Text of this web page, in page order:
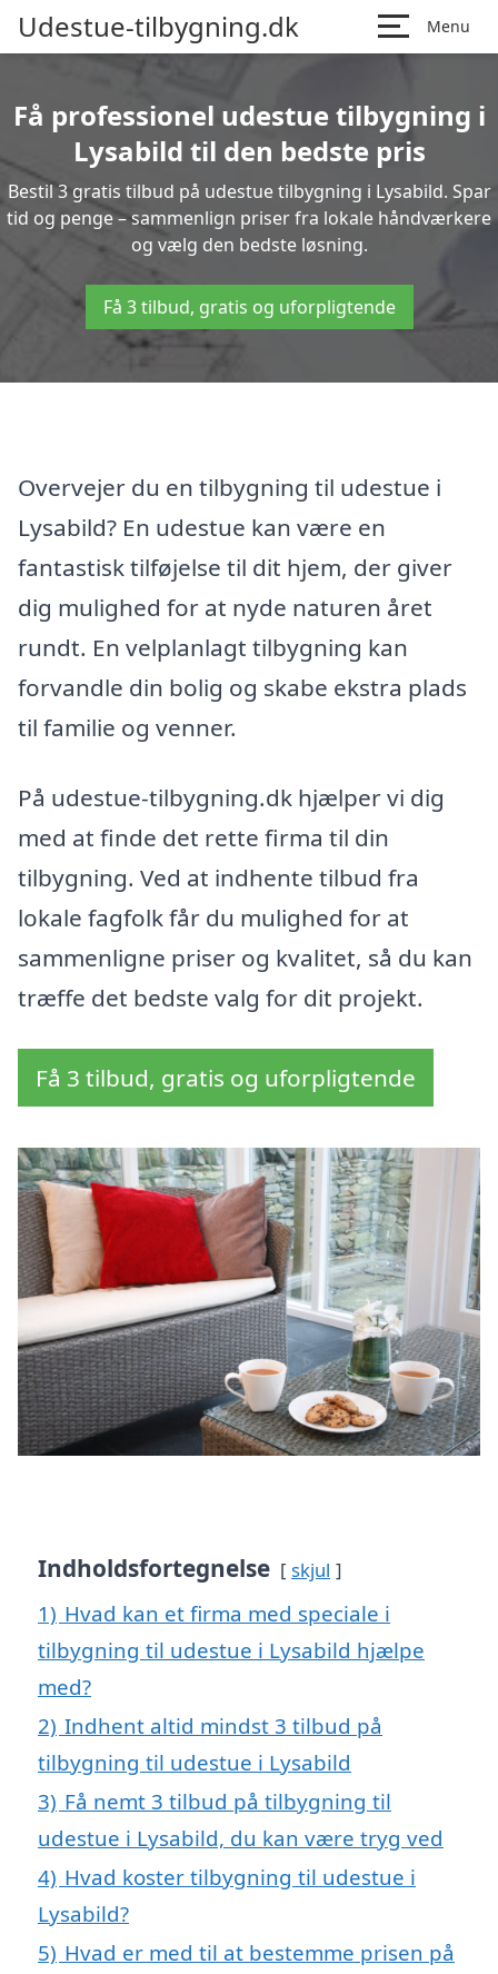
Udestue-tilbygning.dk Menu
Få professionel udestue tilbygning i
Lysabild til den bedste pris
Bestil 3 gratis tilbud på udestue tilbygning i Lysabild. Spar
tid og penge – sammenlign priser fra lokale håndværkere
og vælg den bedste løsning.
Få 3 tilbud, gratis og uforpligtende
Overvejer du en tilbygning til udestue i
Lysabild? En udestue kan være en
fantastisk tilføjelse til dit hjem, der giver
dig mulighed for at nyde naturen året
rundt. En velplanlagt tilbygning kan
forvandle din bolig og skabe ekstra plads
til familie og venner.
På udestue-tilbygning.dk hjælper vi dig
med at finde det rette firma til din
tilbygning. Ved at indhente tilbud fra
lokale fagfolk får du mulighed for at
sammenligne priser og kvalitet, så du kan
træffe det bedste valg for dit projekt.
Få 3 tilbud, gratis og uforpligtende
Indholdsfortegnelse skjul
1) Hvad kan et firma med speciale i
tilbygning til udestue i Lysabild hjælpe
med?
2) Indhent altid mindst 3 tilbud på
tilbygning til udestue i Lysabild
3) Få nemt 3 tilbud på tilbygning til
udestue i Lysabild, du kan være tryg ved
4) Hvad koster tilbygning til udestue i
Lysabild?
5) Hvad er med til at bestemme prisen på